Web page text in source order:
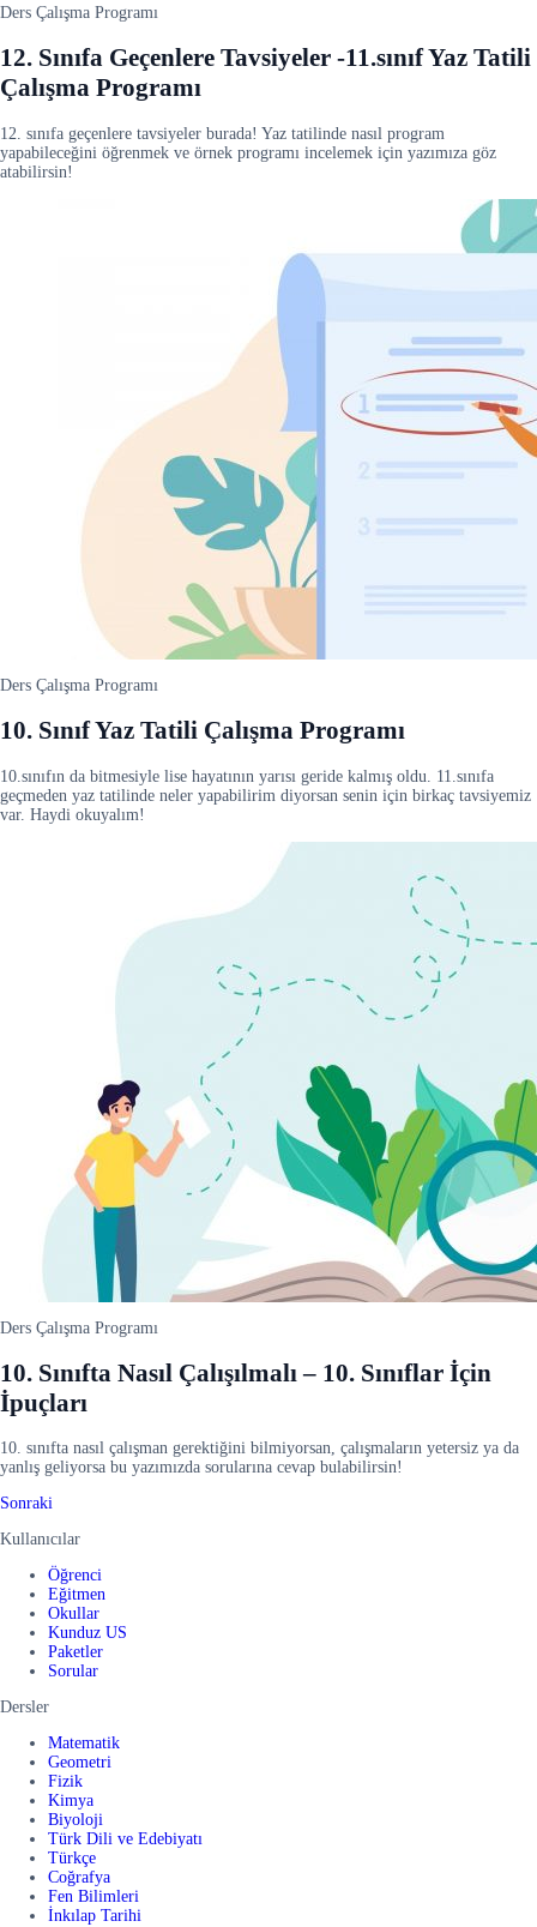
Ders Çalışma Programı
12. Sınıfa Geçenlere Tavsiyeler -11.sınıf Yaz Tatili
Çalışma Programı
12. sınıfa geçenlere tavsiyeler burada! Yaz tatilinde nasıl program
yapabileceğini öğrenmek ve örnek programı incelemek için yazımıza göz
atabilirsin!
Ders Çalışma Programı
10. Sınıf Yaz Tatili Çalışma Programı
10.sınıfın da bitmesiyle lise hayatının yarısı geride kalmış oldu. 11.sınıfa
geçmeden yaz tatilinde neler yapabilirim diyorsan senin için birkaç tavsiyemiz
var. Haydi okuyalım!
Ders Çalışma Programı
10. Sınıfta Nasıl Çalışılmalı – 10. Sınıflar İçin
İpuçları
10. sınıfta nasıl çalışman gerektiğini bilmiyorsan, çalışmaların yetersiz ya da
yanlış geliyorsa bu yazımızda sorularına cevap bulabilirsin!
Sonraki
Kullanıcılar
Öğrenci
Eğitmen
Okullar
Kunduz US
Paketler
Sorular
Dersler
Matematik
Geometri
Fizik
Kimya
Biyoloji
Türk Dili ve Edebiyatı
Türkçe
Coğrafya
Fen Bilimleri
İnkılap Tarihi